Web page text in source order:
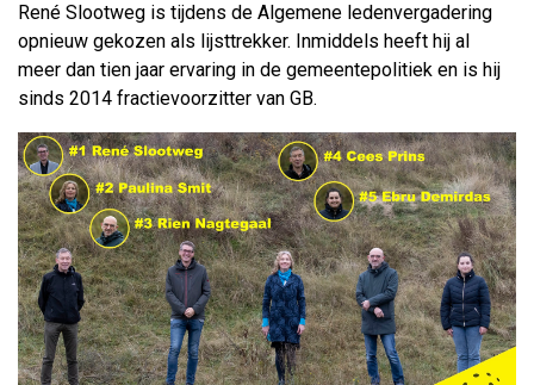
René Slootweg is tijdens de Algemene ledenvergadering
opnieuw gekozen als lijsttrekker. Inmiddels heeft hij al
meer dan tien jaar ervaring in de gemeentepolitiek en is hij
sinds 2014 fractievoorzitter van GB.